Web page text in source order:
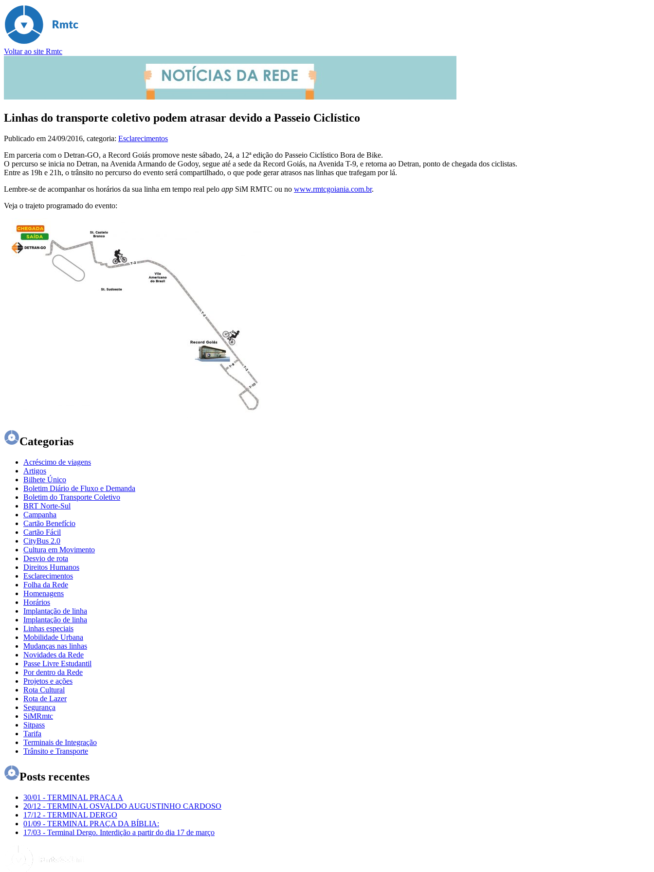
Voltar ao site Rmtc
Linhas do transporte coletivo podem atrasar devido a Passeio Ciclístico
Publicado em 24/09/2016, categoria: Esclarecimentos
Em parceria com o Detran-GO, a Record Goiás promove neste sábado, 24, a 12ª edição do Passeio Ciclístico Bora de Bike.
O percurso se inicia no Detran, na Avenida Armando de Godoy, segue até a sede da Record Goiás, na Avenida T-9, e retorna ao Detran, ponto de chegada dos ciclistas.
Entre as 19h e 21h, o trânsito no percurso do evento será compartilhado, o que pode gerar atrasos nas linhas que trafegam por lá.
Lembre-se de acompanhar os horários da sua linha em tempo real pelo app SiM RMTC ou no www.rmtcgoiania.com.br.
Veja o trajeto programado do evento:
Categorias
Acréscimo de viagens
Artigos
Bilhete Único
Boletim Diário de Fluxo e Demanda
Boletim do Transporte Coletivo
BRT Norte-Sul
Campanha
Cartão Benefício
Cartão Fácil
CityBus 2.0
Cultura em Movimento
Desvio de rota
Direitos Humanos
Esclarecimentos
Folha da Rede
Homenagens
Horários
Implantação de linha
Implantação de linha
Linhas especiais
Mobilidade Urbana
Mudanças nas linhas
Novidades da Rede
Passe Livre Estudantil
Por dentro da Rede
Projetos e ações
Rota Cultural
Rota de Lazer
Segurança
SiMRmtc
Sitpass
Tarifa
Terminais de Integração
Trânsito e Transporte
Posts recentes
30/01 - TERMINAL PRAÇA A
20/12 - TERMINAL OSVALDO AUGUSTINHO CARDOSO
17/12 - TERMINAL DERGO
01/09 - TERMINAL PRAÇA DA BÍBLIA:
17/03 - Terminal Dergo. Interdição a partir do dia 17 de março